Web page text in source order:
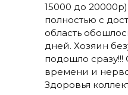
15000 до
полностью с
область
дней. Хозяин
подошло сразу!!!
времени и
Здоровья